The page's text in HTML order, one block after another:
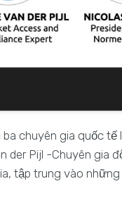
chuyên gia quốc tế
der Pijl -Chuyên gia
tập trung vào